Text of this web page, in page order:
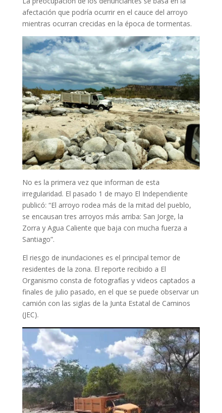
afectación que podría ocurrir en el cauce del arroyo
mientras ocurran crecidas en la época de tormentas.
No es la primera vez que informan de esta
irregularidad. El pasado 1 de mayo El Independiente
publicó: “El arroyo rodea más de la mitad del pueblo,
se encausan tres arroyos más arriba: San Jorge, la
Zorra y Agua Caliente que baja con mucha fuerza a
Santiago”.
El riesgo de inundaciones es el principal temor de
residentes de la zona. El reporte recibido a El
Organismo consta de fotografías y videos captados a
finales de julio pasado, en el que se puede observar un
camión con las siglas de la Junta Estatal de Caminos
(JEC).